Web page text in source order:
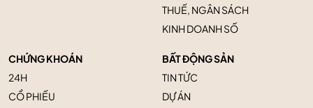
THUẾ, NGÂN SÁCH
KINH DOANH SỐ
CHỨNG KHOÁN
24H
CỔ PHIẾU
BẤT ĐỘNG SẢN
TIN TỨC
DỰ ÁN